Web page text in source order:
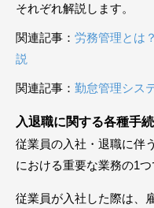
それぞれ解説します。
関連記事： 労務管理とは
説
関連記事： 勤怠管理シス
入退職に関する各種手
従業員の入社・退職に伴
における重要な業務の1つ
従業員が入社した際は、